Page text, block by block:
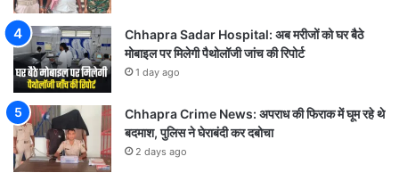
Chhapra Sadar Hospital: अब मरीजों को घर बैठे
मोबाइल पर मिलेगी पैथोलॉजी जांच की रिपोर्ट
1 day ago
Chhapra Crime News: अपराध की फिराक में घूम रहे थे
बदमाश, पुलिस ने घेराबंदी कर दबोचा
2 days ago